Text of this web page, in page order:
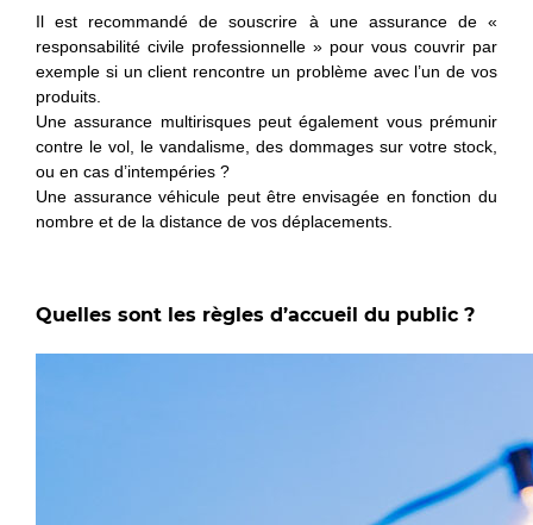
Il est recommandé de souscrire à une assurance de «
responsabilité civile professionnelle » pour vous couvrir par
exemple si un client rencontre un problème avec l’un de vos
produits.
Une assurance multirisques peut également vous prémunir
contre le vol, le vandalisme, des dommages sur votre stock,
ou en cas d’intempéries ?
Une assurance véhicule peut être envisagée en fonction du
nombre et de la distance de vos déplacements.
Quelles sont les règles d’accueil du public ?